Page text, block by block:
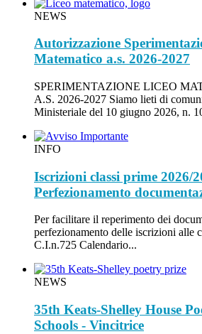
NEWS
Autorizzazione
Matematico a.s. 2026-2027
SPERIMENTAZIONE LICEO
A.S. 2026-2027 Siamo lieti di
Ministeriale del 10 giugno 2026, n.
INFO
Iscrizioni classi prime 2026/
Perfezionamento
Per facilitare il reperimento dei
perfezionamento delle iscrizioni alle
C.I.n.725 Calendario...
NEWS
35th Keats-Shelley House
Schools - Vincitrice